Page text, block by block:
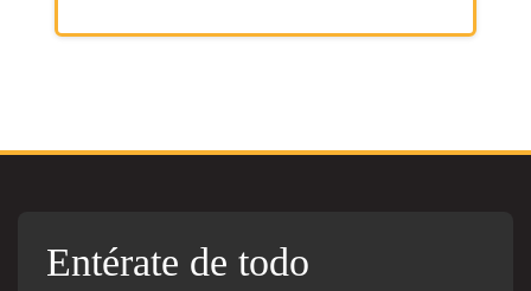
Entérate de todo